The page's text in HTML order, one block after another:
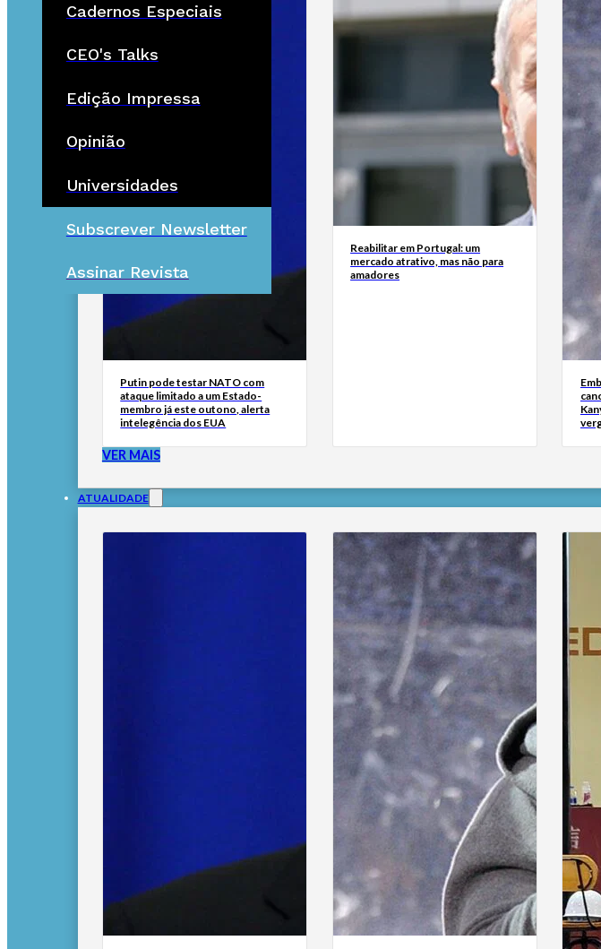
Cadernos Especiais
CEO's Talks
Edição Impressa
Opinião
Universidades
Subscrever Newsletter
Assinar Revista
Putin pode testar NATO com
ataque limitado a um Estado-
membro já este outono, alerta
intelegência dos EUA
Reabilitar em Portugal: um
mercado atrativo, mas não para
amadores
VER MAIS
ATUALIDADE